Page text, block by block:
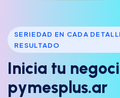
SERIEDAD EN CADA
RESULTADO
Inicia tu negoci
pymesp us.ar